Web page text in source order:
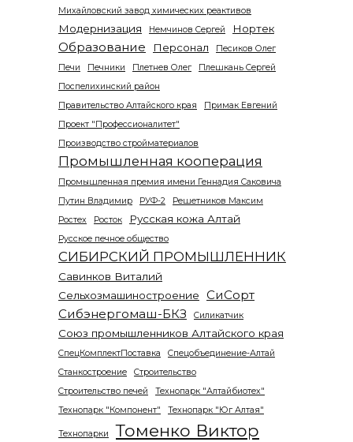
Михайловский завод химических реактивов
Модернизация Немчинов Сергей Нортек
Образование Персонал
Песиков Олег
Печи
Печники Плетнев Олег
Плешкань Сергей
Поспелихинский район
Правительство Алтайского края
Примак Евгений
Проект "Профессионалитет"
Производство стройматериалов
Промышленная кооперация
Промышленная премия имени Геннадия Саковича
Путин Владимир
РУФ-2
Решетников Максим
Ростех
Росток Русская кожа Алтай
Русское печное общество
СИБИРСКИЙ ПРОМЫШЛЕННИК
Савинков Виталий
Сельхозмашиностроение
СиСорт
Сибэнергомаш-БКЗ
Силикатчик
Союз промышленников Алтайского края
СпецКомплектПоставка
Спецобъединение-Алтай
Станкостроение
Строительство
Строительство печей
Технопарк "Алтайбиотех"
Технопарк "Компонент"
Технопарк "Юг Алтая"
Технопарки Томенко Виктор